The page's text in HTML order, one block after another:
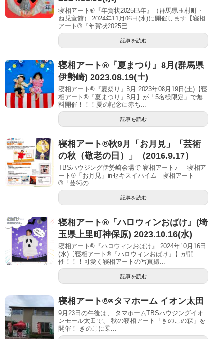
寝相アート®『年賀状2025巳年』（群馬県玉村町・
西児童館） 2024年11月06日(水)に開催します【寝相
アート®︎『年賀状2025巳...
記事を読む
寝相アート®︎『夏まつり』8月(群馬県
伊勢崎) 2023.08.19(土)
寝相アート®『夏祭り』8月 2023年08月19日(土)【寝
相アート®︎『夏まつり』8月】が「5名様限定」で無
料開催！！！夏の記念に赤ち...
記事を読む
寝相アート®秋9月「お月見」「芸術
の秋（敬老の日）」（2016.9.17）
TBSハウジング伊勢崎会場で 寝相アート♪ 寝相ア
ート®︎「お月見」inセキスイハイム 寝相アート
®︎「芸術の...
記事を読む
寝相アート®︎『ハロウィンおばけ』(埼
玉県上里町神保原) 2023.10.16(水)
寝相アート®『ハロウィンおばけ』 2024年10月16日
(水)【寝相アート®︎『ハロウィンおばけ』】が開
催！！！可愛く寝相アートの写真撮...
記事を読む
寝相アート®︎×タマホーム イオン太田
9月23日の午後は、 タマホームTBSハウジングイオ
ンモール太田で、 秋の寝相アート「きのこの森」を
開催！ きのこに乗...